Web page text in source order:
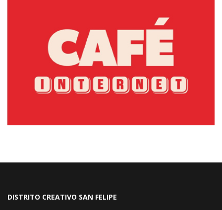
DISTRITO CREATIVO SAN FELIPE